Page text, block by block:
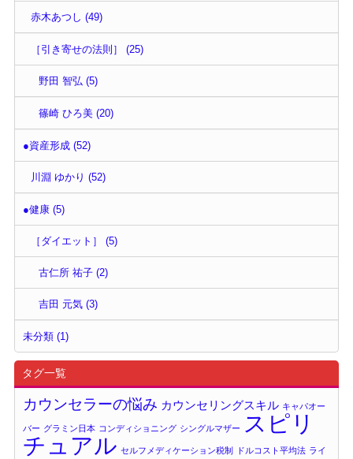
赤木あつし (49)
［引き寄せの法則］ (25)
野田 智弘 (5)
篠崎 ひろ美 (20)
●資産形成 (52)
川淵 ゆかり (52)
●健康 (5)
［ダイエット］ (5)
古仁所 祐子 (2)
吉田 元気 (3)
未分類 (1)
タグ一覧
カウンセラーの悩み カウンセリングスキル キャパオー
バー グラミン日本 コンディショニング シングルマザー
スピリ
チュアル セルフメディケーション税制 ドルコスト平均法 ライ